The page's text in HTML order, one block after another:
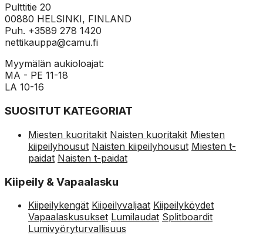
Pulttitie 20
00880 HELSINKI, FINLAND
Puh. +3589 278 1420
nettikauppa@camu.fi
Myymälän aukioloajat:
MA - PE 11-18
LA 10-16
SUOSITUT KATEGORIAT
Miesten kuoritakit Naisten kuoritakit Miesten
kiipeilyhousut Naisten kiipeilyhousut Miesten t-
paidat Naisten t-paidat
Kiipeily & Vapaalasku
Kiipeilykengät Kiipeilyvaljaat Kiipeilyköydet
Vapaalaskusukset Lumilaudat Splitboardit
Lumivyöryturvallisuus